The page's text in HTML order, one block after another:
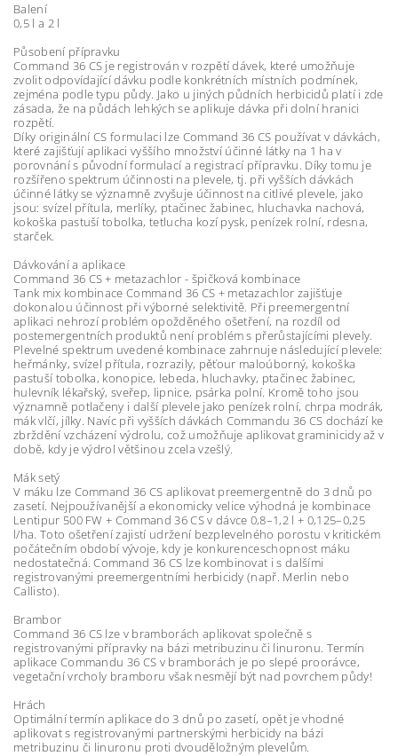
Balení
0,5 l a 2 l
Působení přípravku
Command 36 CS je registrován v rozpětí dávek, které umožňuje
zvolit odpovídající dávku podle konkrétních místních podmínek,
zejména podle typu půdy. Jako u jiných půdních herbicidů platí i zde
zásada, že na půdách lehkých se aplikuje dávka při dolní hranici
rozpětí.
Díky originální CS formulaci lze Command 36 CS používat v dávkách,
které zajišťují aplikaci vyššího množství účinné látky na 1 ha v
porovnání s původní formulací a registrací přípravku. Díky tomu je
rozšířeno spektrum účinnosti na plevele, tj. při vyšších dávkách
účinné látky se významně zvyšuje účinnost na citlivé plevele, jako
jsou: svízel přítula, merlíky, ptačinec žabinec, hluchavka nachová,
kokoška pastuší tobolka, tetlucha kozí pysk, penízek rolní, rdesna,
starček.
Dávkování a aplikace
Command 36 CS + metazachlor - špičková kombinace
Tank mix kombinace Command 36 CS + metazachlor zajišťuje
dokonalou účinnost při výborné selektivitě. Při preemergentní
aplikaci nehrozí problém opožděného ošetření, na rozdíl od
postemergentních produktů není problém s přerůstajícími plevely.
Plevelné spektrum uvedené kombinace zahrnuje následující plevele:
heřmánky, svízel přítula, rozrazily, pěťour maloúborný, kokoška
pastuší tobolka, konopice, lebeda, hluchavky, ptačinec žabinec,
hulevník lékařský, sveřep, lipnice, psárka polní. Kromě toho jsou
významně potlačeny i další plevele jako penízek rolní, chrpa modrák,
mák vlčí, jílky. Navíc při vyšších dávkách Commandu 36 CS dochází ke
zbrždění vzcházení výdrolu, což umožňuje aplikovat graminicidy až v
době, kdy je výdrol většinou zcela vzešlý.
Mák setý
V máku lze Command 36 CS aplikovat preemergentně do 3 dnů po
zasetí. Nejpoužívanější a ekonomicky velice výhodná je kombinace
Lentipur 500 FW + Command 36 CS v dávce 0,8–1,2 l + 0,125–0,25
l/ha. Toto ošetření zajistí udržení bezplevelného porostu v kritickém
počátečním období vývoje, kdy je konkurenceschopnost máku
nedostatečná. Command 36 CS lze kombinovat i s dalšími
registrovanými preemergentními herbicidy (např. Merlin nebo
Callisto).
Brambor
Command 36 CS lze v bramborách aplikovat společně s
registrovanými přípravky na bázi metribuzinu či linuronu. Termín
aplikace Commandu 36 CS v bramborách je po slepé proorávce,
vegetační vrcholy bramboru však nesmějí být nad povrchem půdy!
Hrách
Optimální termín aplikace do 3 dnů po zasetí, opět je vhodné
aplikovat s registrovanými partnerskými herbicidy na bázi
metribuzinu či linuronu proti dvouděložným plevelům.